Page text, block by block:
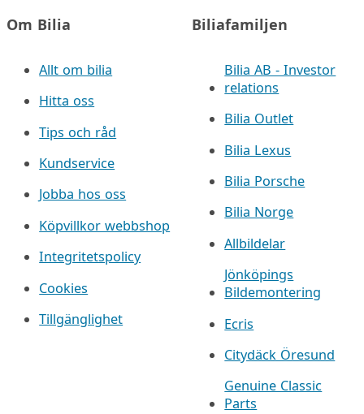
Om Bilia
Allt om bilia
Hitta oss
Tips och råd
Kundservice
Jobba hos oss
Köpvillkor webbshop
Integritetspolicy
Cookies
Tillgänglighet
Biliafamiljen
Bilia AB - Investor
relations
Bilia Outlet
Bilia Lexus
Bilia Porsche
Bilia Norge
Allbildelar
Jönköpings
Bildemontering
Ecris
Citydäck Öresund
Genuine Classic
Parts